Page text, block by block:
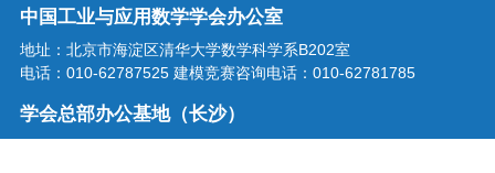
中国工业与应用数学学会办公室
地址：北京市海淀区清华大学数学科学系B202室
电话：010-62787525 建模竞赛咨询电话：010-62781785
学会总部办公基地（长沙）